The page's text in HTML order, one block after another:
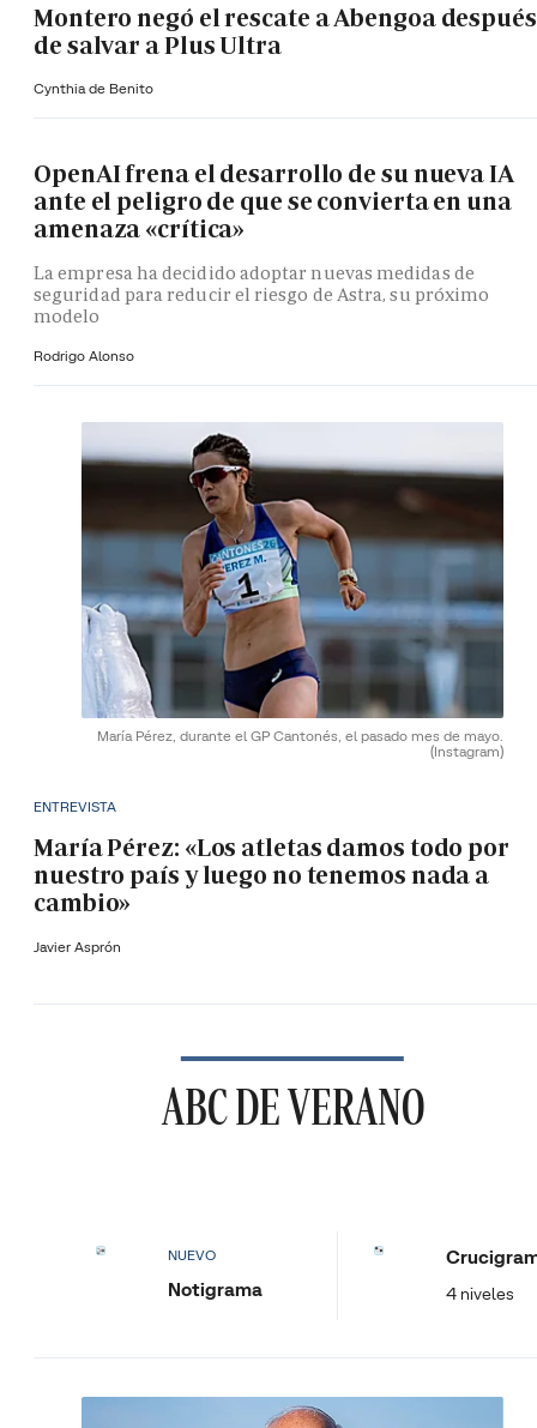
Montero negó el rescate a Abengoa después
de salvar a Plus Ultra
Cynthia de Benito
OpenAI frena el desarrollo de su nueva IA
ante el peligro de que se convierta en una
amenaza «crítica»
La empresa ha decidido adoptar nuevas medidas de
seguridad para reducir el riesgo de Astra, su próximo
modelo
Rodrigo Alonso
María Pérez, durante el GP Cantonés, el pasado mes de mayo.
(Instagram)
ENTREVISTA
María Pérez: «Los atletas damos todo por
nuestro país y luego no tenemos nada a
cambio»
Javier Asprón
ABC DE VERANO
NUEVO
Notigrama 4 niveles